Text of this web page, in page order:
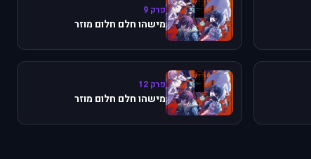
פרק 9
מישהו חלם חלום מוזר
פרק 12
מישהו חלם חלום מוזר